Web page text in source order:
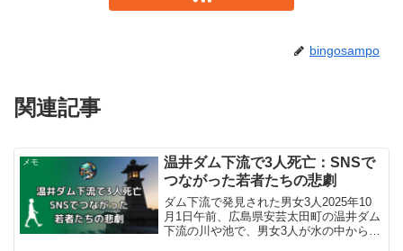
bingosampo
関連記事
メモ
温井ダム下流で3人死亡：SNSで
つながった若者たちの悲劇
ダム下流で発見された男女3人2025年10
月1日午前、広島県安芸太田町の温井ダム
下流の川や池で、男女3人が水の中から発